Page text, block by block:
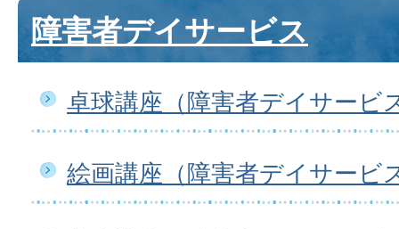
障害者デイサービス
卓球講座（障害者デイサービ
絵画講座（障害者デイサービ